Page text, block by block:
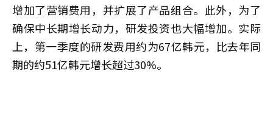
增加了营销费用，并扩展了产品组合。此外，为了
确保中长期增长动力，研发投资也大幅增加。实际
上，第一季度的研发费用约为67亿韩元，比去年同
期的约51亿韩元增长超过30%。